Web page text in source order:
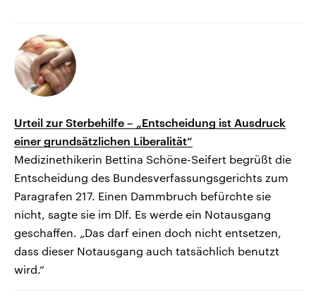
Urteil zur Sterbehilfe – „Entscheidung ist Ausdruck
einer grundsätzlichen Liberalität“
Medizinethikerin Bettina Schöne-Seifert begrüßt die
Entscheidung des Bundesverfassungsgerichts zum
Paragrafen 217. Einen Dammbruch befürchte sie
nicht, sagte sie im Dlf. Es werde ein Notausgang
geschaffen. „Das darf einen doch nicht entsetzen,
dass dieser Notausgang auch tatsächlich benutzt
wird.“